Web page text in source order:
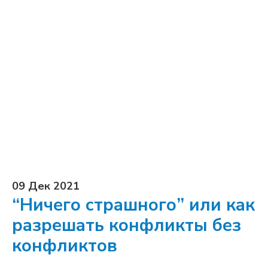
09 Дек 2021
“Ничего страшного” или как
разрешать конфликты без
конфликтов